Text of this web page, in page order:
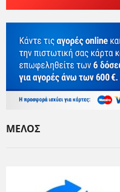
ΜΕΛΟΣ